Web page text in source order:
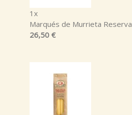
1x
Marqués de Murrieta Reserva
26,50 €